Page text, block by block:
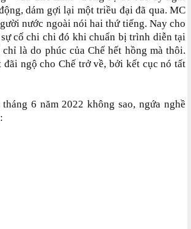
dám gợi lại một triều đại đã qua. MC
nước ngoài nói hai thứ tiếng. Nay cho
cố chi chi đó khi chuẩn bị trình diễn tại
là do phúc của Chế hết hồng mà thôi.
ngộ cho Chế trở về, bởi kết cục nó tất
6 năm 2022 không sao, ngứa nghề